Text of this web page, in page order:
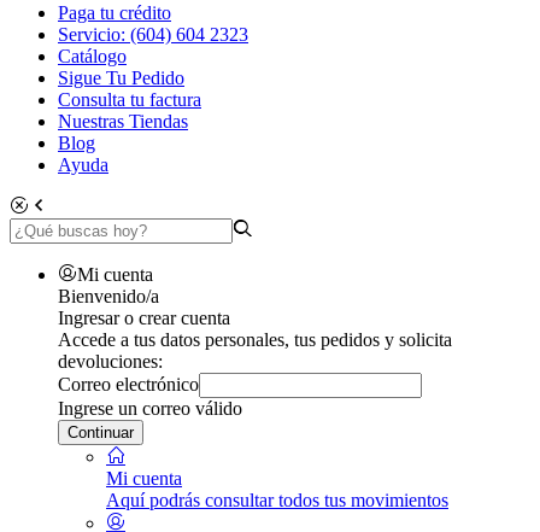
Paga tu crédito
Servicio: (604) 604 2323
Catálogo
Sigue Tu Pedido
Consulta tu factura
Nuestras Tiendas
Blog
Ayuda
Mi cuenta
Bienvenido/a
Ingresar o crear cuenta
Accede a tus datos personales, tus pedidos y solicita
devoluciones:
Correo electrónico
Ingrese un correo válido
Continuar
Mi cuenta
Aquí podrás consultar todos tus movimientos